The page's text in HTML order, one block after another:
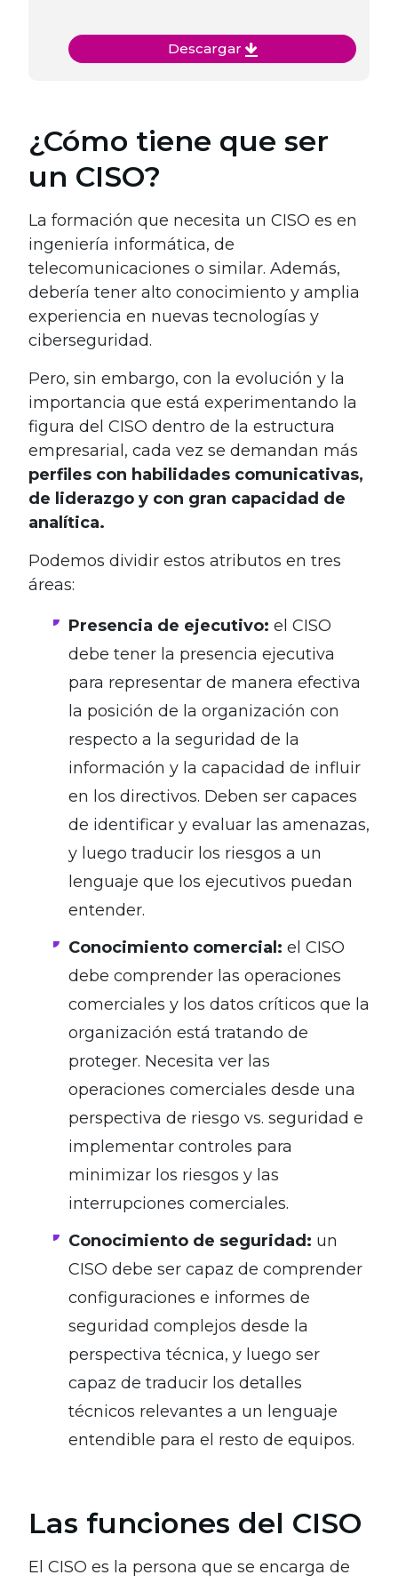
Descargar
¿Cómo tiene que ser
un CISO?
La formación que necesita un CISO es en
ingeniería informática, de
telecomunicaciones o similar. Además,
debería tener alto conocimiento y amplia
experiencia en nuevas tecnologías y
ciberseguridad.
Pero, sin embargo, con la evolución y la
importancia que está experimentando la
figura del CISO dentro de la estructura
empresarial, cada vez se demandan más
perfiles con habilidades comunicativas,
de liderazgo y con gran capacidad de
analítica.
Podemos dividir estos atributos en tres
áreas:
Presencia de ejecutivo: el CISO
debe tener la presencia ejecutiva
para representar de manera efectiva
la posición de la organización con
respecto a la seguridad de la
información y la capacidad de influir
en los directivos. Deben ser capaces
de identificar y evaluar las amenazas,
y luego traducir los riesgos a un
lenguaje que los ejecutivos puedan
entender.
Conocimiento comercial: el CISO
debe comprender las operaciones
comerciales y los datos críticos que la
organización está tratando de
proteger. Necesita ver las
operaciones comerciales desde una
perspectiva de riesgo vs. seguridad e
implementar controles para
minimizar los riesgos y las
interrupciones comerciales.
Conocimiento de seguridad: un
CISO debe ser capaz de comprender
configuraciones e informes de
seguridad complejos desde la
perspectiva técnica, y luego ser
capaz de traducir los detalles
técnicos relevantes a un lenguaje
entendible para el resto de equipos.
Las funciones del CISO
El CISO es la persona que se encarga de